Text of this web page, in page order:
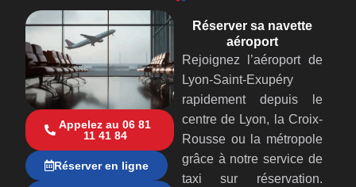
Appelez au 06 81
11 41 84
Réserver en ligne
Réserver sa navette
aéroport
Rejoignez l’aéroport de
Lyon-Saint-Exupéry
rapidement depuis le
centre de Lyon, la Croix-
Rousse ou la métropole
grâce à notre service de
taxi sur réservation.